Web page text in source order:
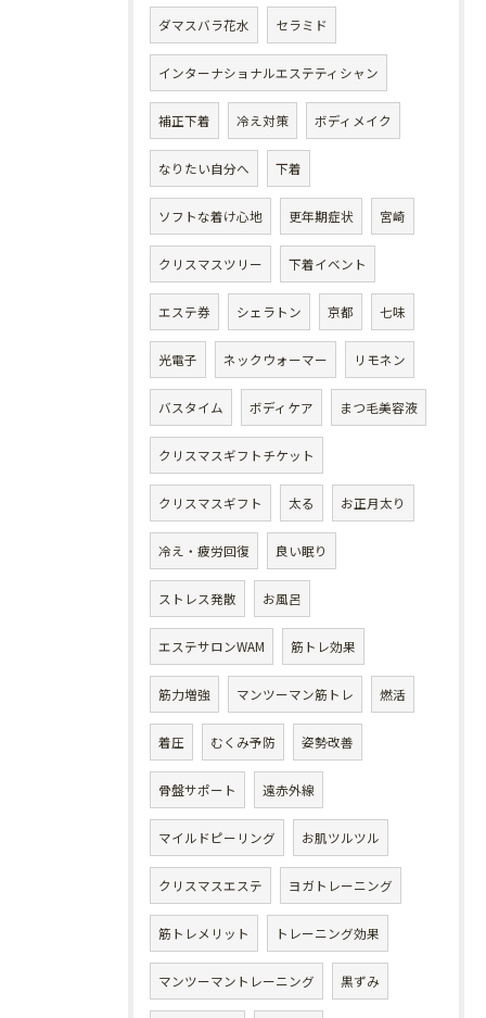
ダマスバラ花水 セラミド
インターナショナルエステティシャン
補正下着 冷え対策 ボディメイク
なりたい自分へ 下着
ソフトな着け心地 更年期症状 宮崎
クリスマスツリー 下着イベント
エステ券 シェラトン 京都 七味
光電子 ネックウォーマー リモネン
バスタイム ボディケア まつ毛美容液
クリスマスギフトチケット
クリスマスギフト 太る お正月太り
冷え・疲労回復 良い眠り
ストレス発散 お風呂
エステサロンWAM 筋トレ効果
筋力増強 マンツーマン筋トレ 燃活
着圧 むくみ予防 姿勢改善
骨盤サポート 遠赤外線
マイルドピーリング お肌ツルツル
クリスマスエステ ヨガトレーニング
筋トレメリット トレーニング効果
マンツーマントレーニング 黒ずみ